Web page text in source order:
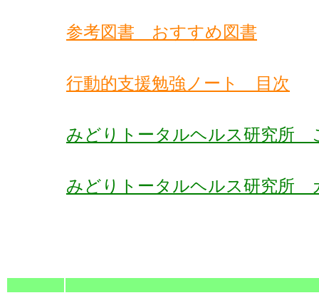
参考図書 おすすめ図書
行動的支援勉強ノート 目次
みどりトータルヘルス研究所
みどりトータルヘルス研究所